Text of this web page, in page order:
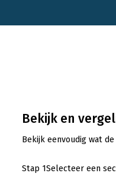
Bekijk en
Bekijk eenvoudig wat
Stap 1Selecteer een